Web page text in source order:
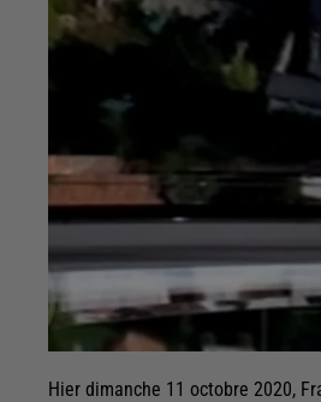
Hier dimanche 11 octobre 2020,